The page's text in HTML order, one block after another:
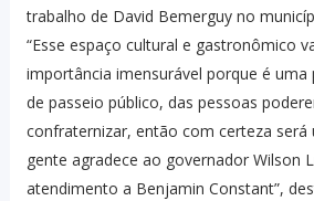
trabalho de David Bemerguy no
“Esse espaço cultural e gastronômico
importância imensurável porque é uma
de passeio público, das pessoas
confraternizar, então com certeza será
gente agradece ao governador Wilson
atendimento a Benjamin Constant”,